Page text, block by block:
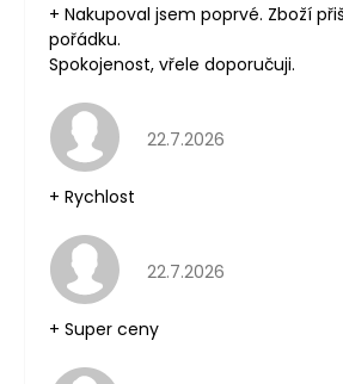
+ Nakupoval jsem poprvé. Zboží
pořádku.
Spokojenost, vřele doporučuji.
Hodnocení obchodu je
22.7.2026
+ Rychlost
Hodnocení obchodu je
22.7.2026
+ Super ceny